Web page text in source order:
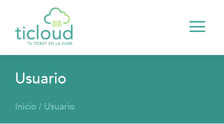
Usuario
Inicio / Usuario